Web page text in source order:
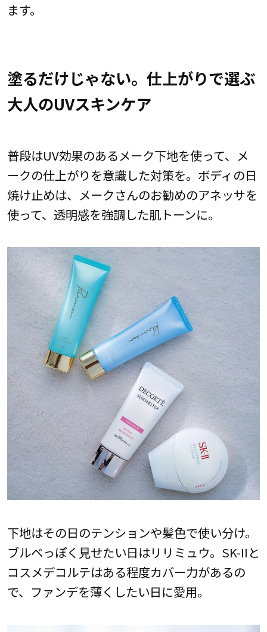
ます。
塗るだけじゃない。仕上がりで選ぶ
大人のUVスキンケア
普段はUV効果のあるメーク下地を使って、メ
ークの仕上がりを意識した対策を。ボディの日
焼け止めは、メークさんのお勧めのアネッサを
使って、透明感を強調した肌トーンに。
下地はその日のテンションや髪色で使い分け。
ブルベっぽく見せたい日はリリミュウ。SK-IIと
コスメデコルテはある程度カバー力があるの
で、ファンデを薄くしたい日に愛用。